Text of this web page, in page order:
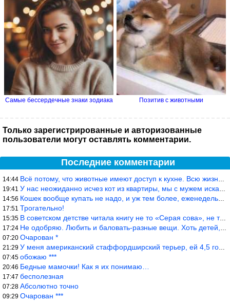
Самые бессердечные знаки зодиака Позитив с животными
Только зарегистрированные и авторизованные
пользователи могут оставлять комментарии.
Последние комментарии
14:44 Всё потому, что животные имеют доступ к кухне. Всю жизнь живу с
19:41 У нас неожиданно исчез кот из квартиры, мы с мужем искали повсюд
14:56 Кошек вообще купать не надо, и уж тем более, еженедельно, как лю
17:51 Трогательно!
15:35 В советском детстве читала книгу не то «Серая сова», не то ещё к
17:24 Не одобряю. Любить и баловать-разные вещи. Хоть детей, хоть коше
07:20 Очарован *
21:29 У меня американский стаффордширский терьер, ей 4,5 года, но ни р
07:45 обожаю ***
20:46 Бедные мамочки! Как я их понимаю…
17:47 бесполезная
07:28 Абсолютно точно
09:29 Очарован ***